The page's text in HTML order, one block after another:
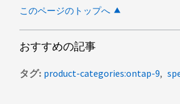
このページのトップへ
おすすめの記事
タグ product-categories:ontap-9